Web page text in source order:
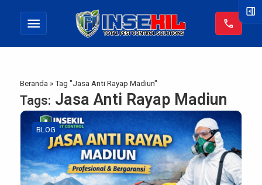
menu call
Beranda »Tag "Jasa Anti Rayap Madiun"
Tags: Jasa Anti Rayap Madiun
BLOG
right_panel_open